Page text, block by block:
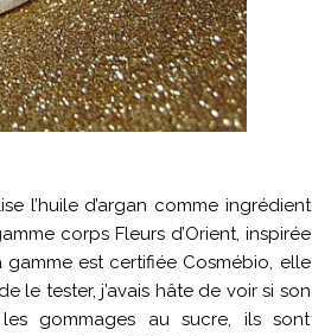
l’huile d’argan comme ingrédient
corps Fleurs d’Orient, inspirée
gamme est certifiée Cosmébio, elle
le tester, j’avais hâte de voir si son
gommages au sucre, ils sont